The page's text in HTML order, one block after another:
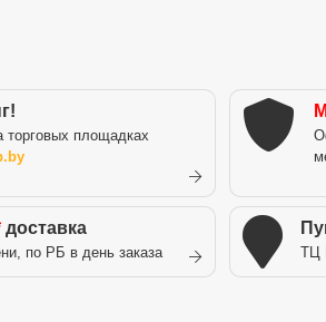
торговых площадках
доставка
по РБ в день заказа ТЦ